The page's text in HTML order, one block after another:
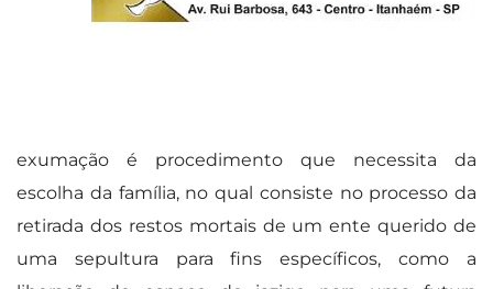
exumação é procedimento que necessita da
escolha da família, no qual consiste no processo da
retirada dos restos mortais de um ente querido de
uma sepultura para fins específicos, como a